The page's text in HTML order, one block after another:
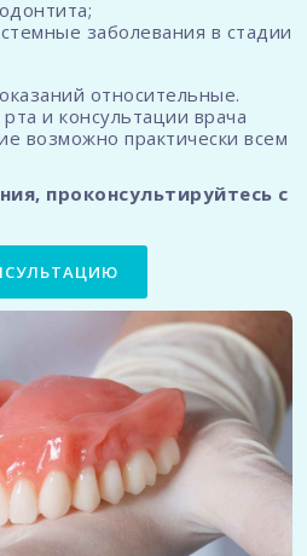
заболевания в стадии
относительные.
и консультации врача
возможно практически всем
проконсультируйтесь с